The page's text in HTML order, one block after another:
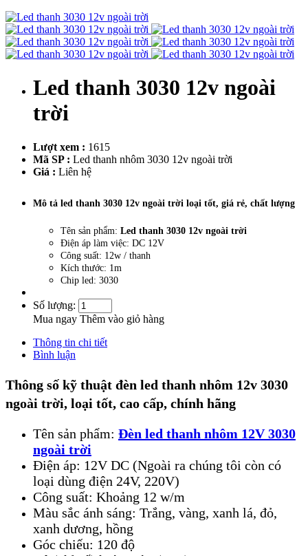
Led thanh 3030 12v ngoài
trời
Lượt xem : 1615
Mã SP : Led thanh nhôm 3030 12v ngoài trời
Giá : Liên hệ
Mô tả led thanh 3030 12v ngoài trời loại tốt, giá rẻ, chất lượng
Tên sản phẩm: Led thanh 3030 12v ngoài trời
Điện áp làm việc: DC 12V
Công suất: 12w / thanh
Kích thước: 1m
Chip led: 3030
Số lượng:
Mua ngay Thêm vào giỏ hàng
Thông tin chi tiết
Bình luận
Thông số kỹ thuật đèn led thanh nhôm 12v 3030
ngoài trời, loại tốt, cao cấp, chính hãng
Tên sản phẩm: Đèn led thanh nhôm 12V 3030
ngoài trời
Điện áp: 12V DC (Ngoài ra chúng tôi còn có
loại dùng điện 24V, 220V)
Công suất: Khoảng 12 w/m
Màu sắc ánh sáng: Trắng, vàng, xanh lá, đỏ,
xanh dương, hồng
Góc chiếu: 120 độ